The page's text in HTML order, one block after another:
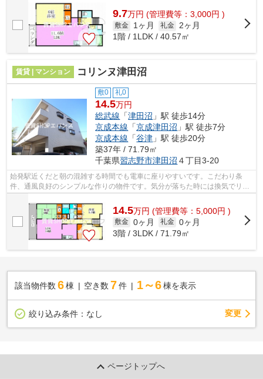
9.7万円 (管理費等：3,000円 )
敷金 1ヶ月 礼金
2ヶ月
1階 / 1LDK / 40.57㎡
賃貸 | マンション コリンヌ津田沼
敷0 礼0
14.5万円
総武線 「津田沼 」駅 徒歩14分
京成本線 「京成津田沼 」駅 徒歩7分
京成本線 「谷津 」駅 徒歩20分
築37年 / 71.79㎡
千葉県習志野市津田沼 ４丁目3-20
始発駅近くだと朝の混雑する時間でも電車に座りやすいです。こだわり条
件、通風良好のシンプルな作りの物件です。気分が落ちた時には換気でリフ
14.5万円 (管理費等：5,000円 )
敷金 0ヶ月 礼金 0ヶ月
3階 / 3LDK / 71.79㎡
該当物件数 6棟 空き数 7 件 1～6 棟を表示
絞り込み条件： なし 変更
ページトップへ